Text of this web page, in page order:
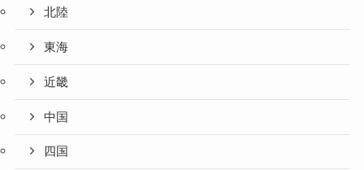
北陸
東海
近畿
中国
四国